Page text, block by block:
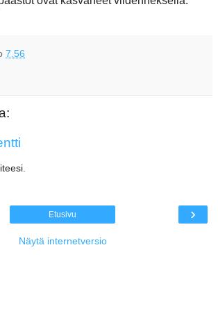
7.56
›
Etusivu
Näytä internetversio